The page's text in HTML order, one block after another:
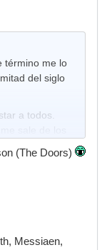
término me lo
del siglo
a todos.
sale de los
Prince,
(The Doors)
Messiaen,